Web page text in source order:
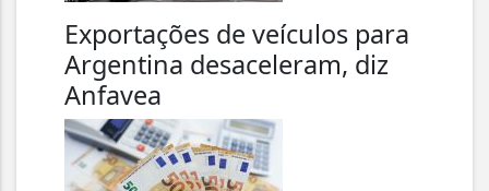
Exportações de veículos para
Argentina desaceleram, diz
Anfavea